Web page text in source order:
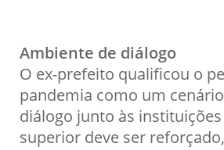
Ambiente de diálogo
O ex-prefeito qualificou o
pandemia como um
diálogo junto às
superior deve ser